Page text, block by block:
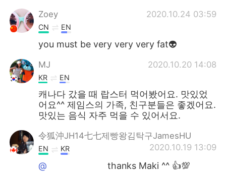
Zoey 2020.10.24 03:59
CN EN
you must be very very very fat👽
MJ 2020.10.20 14:08
KR EN
캐나다 갔을 때 랍스터 먹어봤어요. 맛있었
어요^^ 제임스의 가족, 친구분들은 좋겠어요.
맛있는 음식 자주 먹을 수 있어서요.
令狐沖JH14七七제빵왕김탁구JamesHU
2020.10.19 13:09
EN KR
@ᅠᅠᅠᅠᅠᅠᅠ thanks Maki ^^ 👍💯